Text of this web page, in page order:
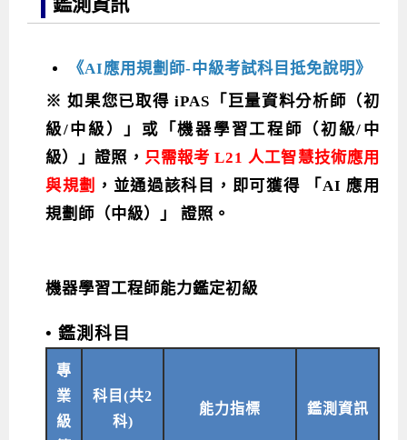
《AI應用規劃師-中級考試科目抵免說明》
※ 如果您已取得 iPAS「巨量資料分析師（初
級/中級）」或「機器學習工程師（初級/中
級）」證照， 只需報考L21 人工智慧技術應用
與規劃
，並通過該科目，即可獲得
「AI 應用
規劃師（中級）」
證照。
機器學習工程師能力鑑定初級
• 鑑測科目
專
業
級
科目(共2
科)
能力指標 鑑測資訊